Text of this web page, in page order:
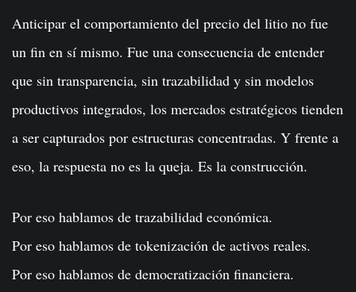
Anticipar el comportamiento del precio del litio no fue
un fin en sí mismo. Fue una consecuencia de entender
que sin transparencia, sin trazabilidad y sin modelos
productivos integrados, los mercados estratégicos tienden
a ser capturados por estructuras concentradas. Y frente a
eso, la respuesta no es la queja. Es la construcción.
Por eso hablamos de trazabilidad económica.
Por eso hablamos de tokenización de activos reales.
Por eso hablamos de democratización financiera.